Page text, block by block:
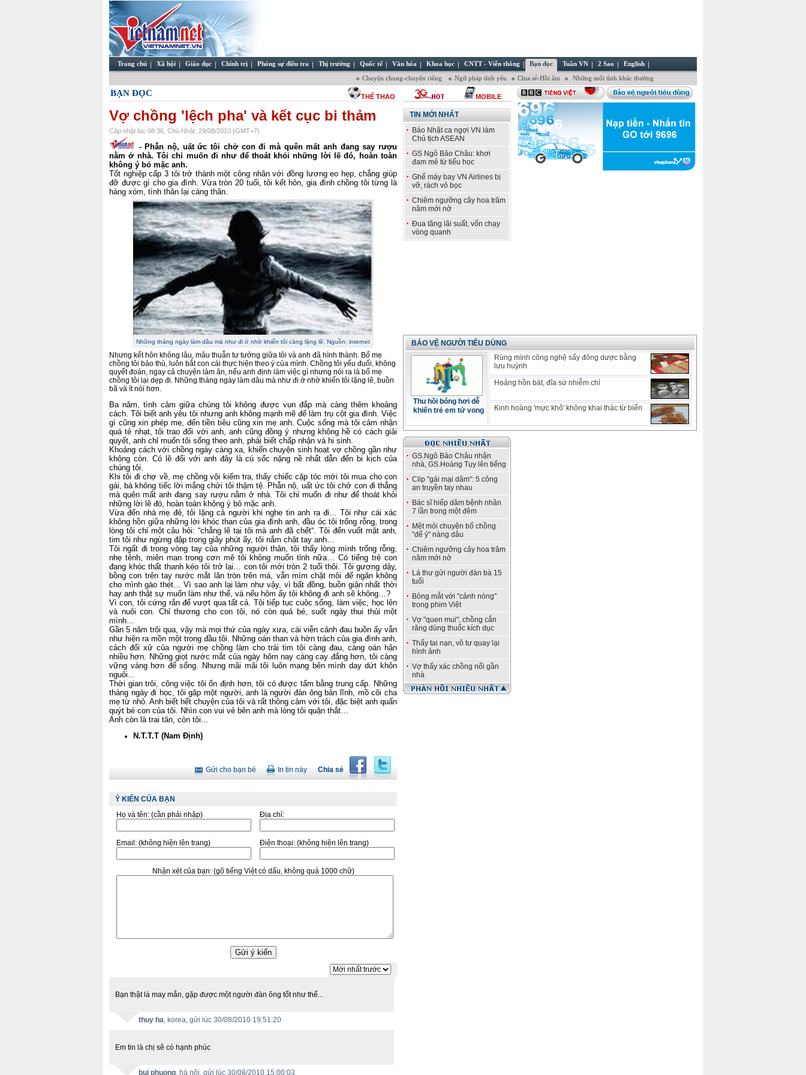
Trang chủ Xã hội Giáo dục Chính trị Phóng sự điều tra Thị trường Quốc tế Văn hóa Khoa học CNTT - Viễn thông Bạn đọc Tuần VN 2 Sao English
Chuyện chung-chuyện riêng Ngữ pháp tình yêu Chia sẻ-Hồi âm Những mối tình khác thường
BẠN ĐỌC THỂ THAO MOBILE
Vợ chồng 'lệch pha' và kết cục bi thảm
Cập nhật lúc 08:36, Chủ Nhật, 29/08/2010 (GMT+7)
- Phẫn nộ, uất ức tôi chở con đi mà quên mất anh đang say rượu
nằm ở nhà. Tôi chỉ muốn đi như để thoát khỏi những lời lẽ đó, hoàn toàn
không ý bỏ mặc anh.
Tốt nghiệp cấp 3 tôi trở thành một công nhân với đồng lương eo hẹp, chẳng giúp
đỡ được gì cho gia đình. Vừa tròn 20 tuổi, tôi kết hôn, gia đình chồng tôi từng là
hàng xóm, tình thân lại càng thân.
Những tháng ngày làm dâu mà như đi ở nhờ khiến tôi càng lặng lẽ. Nguồn: internet
Nhưng kết hôn không lâu, mâu thuẫn tư tưởng giữa tôi và anh đã hình thành. Bố mẹ
chồng tôi bảo thủ, luôn bắt con cái thực hiện theo ý của mình. Chồng tôi yếu đuối, không
quyết đoán, ngay cả chuyện làm ăn, nếu anh định làm việc gì nhưng nói ra là bố mẹ
chồng tôi lại dẹp đi. Những tháng ngày làm dâu mà như đi ở nhờ khiến tôi lặng lẽ, buồn
bã và ít nói hơn.
Ba năm, tình cảm giữa chúng tôi không được vun đắp mà càng thêm khoảng
cách. Tôi biết anh yêu tôi nhưng anh không mạnh mẽ để làm trụ cột gia đình. Việc
gì cũng xin phép mẹ, đến tiền tiêu cũng xin mẹ anh. Cuộc sống mà tôi cảm nhận
quá tẻ nhạt, tôi trao đổi với anh, anh cũng đồng ý nhưng không hề có cách giải
quyết, anh chỉ muốn tôi sống theo anh, phải biết chấp nhận và hi sinh.
Khoảng cách với chồng ngày càng xa, khiến chuyện sinh hoạt vợ chồng gần như
không còn. Có lẽ đối với anh đây là cú sốc nặng nề nhất dẫn đến bi kịch của
chúng tôi.
Khi tôi đi chợ về, mẹ chồng vội kiểm tra, thấy chiếc cặp tóc mới tôi mua cho con
gái, bà không tiếc lời mắng chửi tôi thậm tệ. Phẫn nộ, uất ức tôi chở con đi thẳng
mà quên mất anh đang say rượu nằm ở nhà. Tôi chỉ muốn đi như để thoát khỏi
những lời lẽ đó, hoàn toàn không ý bỏ mặc anh.
Vừa đến nhà mẹ đẻ, tôi lặng cả người khi nghe tin anh ra đi... Tôi như cái xác
không hồn giữa những lời khóc than của gia đình anh, đầu óc tôi trống rỗng, trong
lòng tôi chỉ một câu hỏi: “chẳng lẽ tại tôi mà anh đã chết“. Tôi đến vuốt mặt anh,
tim tôi như ngừng đập trong giây phút ấy, tôi nắm chặt tay anh…
Tôi ngất đi trong vòng tay của những người thân, tôi thấy lòng mình trống rỗng,
nhẹ tênh, miên man trong cơn mê tôi không muốn tỉnh nữa… Có tiếng trẻ con
đang khóc thất thanh kéo tôi trở lại… con tôi mới tròn 2 tuổi thôi. Tôi gượng dậy,
bồng con trên tay nước mắt lăn tròn trên má, vẫn mím chặt môi để ngăn không
cho mình gào thét… Vì sao anh lại làm như vậy, vì bất đồng, buồn giận nhất thời
hay anh thật sự muốn làm như thế, và nếu hôm ấy tôi không đi anh sẽ không…?
Vì con, tôi cứng rắn để vượt qua tất cả. Tôi tiếp tục cuộc sống, làm việc, học lên
và nuôi con. Chỉ thương cho con tôi, nó còn quá bé, suốt ngày thui thủi một
mình…
Gần 5 năm trôi qua, vậy mà mọi thứ của ngày xưa, cái viễn cảnh đau buồn ấy vẫn
như hiện ra mồn một trong đầu tôi. Những oán than và hờn trách của gia đình anh,
cách đối xử của người mẹ chồng làm cho trái tim tôi càng đau, càng oán hận
nhiều hơn. Những giọt nước mắt của ngày hôm nay càng cay đắng hơn, tôi càng
vững vàng hơn để sống. Nhưng mãi mãi tôi luôn mang bên mình day dứt khôn
nguôi...
Thời gian trôi, công việc tôi ổn định hơn, tôi có được tấm bằng trung cấp. Những
tháng ngày đi học, tôi gặp một người, anh là người đàn ông bản lĩnh, mồ côi cha
mẹ từ nhỏ. Anh biết hết chuyện của tôi và rất thông cảm với tôi, đặc biệt anh quấn
quýt bé con của tôi. Nhìn con vui vẻ bên anh mà lòng tôi quặn thắt…
Anh còn là trai tân, còn tôi...
N.T.T.T (Nam Định)
Chia sẻ
In tin này
Gửi cho bạn bè
Ý KIẾN CỦA BẠN
Họ và tên: (cần phải nhập) Địa chỉ:
Email: (không hiện lên trang) Điện thoại: (không hiện lên trang)
Nhận xét của bạn: (gõ tiếng Việt có dấu, không quá 1000 chữ)
Bạn thật là may mắn, gặp được một người đàn ông tốt như thế...
thuy ha, korea, gửi lúc 30/08/2010 19:51:20
Em tin là chị sẽ có hạnh phúc
bui phuong, hà nội, gửi lúc 30/08/2010 15:00:03
TIN MỚI NHẤT
Báo Nhật ca ngợi VN làm
Chủ tịch ASEAN
GS Ngô Bảo Châu: khơi
đam mê từ tiểu học
Ghế máy bay VN Airlines bị
vỡ, rách vỏ bọc
Chiêm ngưỡng cây hoa trăm
năm mới nở
Đua tăng lãi suất, vốn chạy
vòng quanh
BẢO VỆ NGƯỜI TIÊU DÙNG
Thu hồi bóng hơi dễ
khiến trẻ em tử vong
Rùng mình công nghệ sấy đông dược bằng
lưu huỳnh
Hoảng hồn bát, đĩa sứ nhiễm chì
Kinh hoàng 'mực khô' không khai thác từ biển
GS.Ngô Bảo Châu nhận
nhà, GS.Hoàng Tụy lên tiếng
Clip "gái mại dâm": 5 công
an truyền tay nhau
Bác sĩ hiếp dâm bệnh nhân
7 lần trong một đêm
Mệt mỏi chuyện bố chồng
"để ý" nàng dâu
Chiêm ngưỡng cây hoa trăm
năm mới nở
Lá thư gửi người đàn bà 15
tuổi
Bỏng mắt với "cảnh nóng"
trong phim Việt
Vợ "quen mui", chồng cắn
răng dùng thuốc kích dục
Thấy tai nạn, vô tư quay lại
hình ảnh
Vợ thấy xác chồng nổi gần
nhà